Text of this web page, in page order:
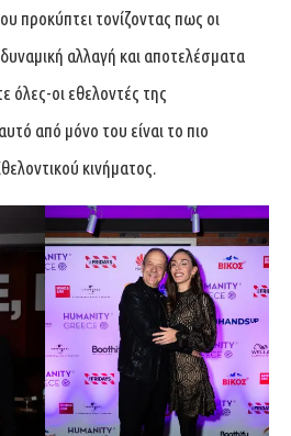
προκύπτει τονίζοντας πως οι
αλλαγή και αποτελέσματα
όλες-οι εθελοντές της
από μόνο του είναι το πιο
κινήματος.